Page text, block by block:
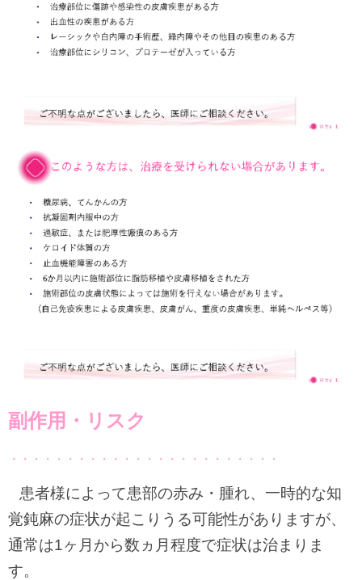
副作用・リスク
・・・・・・・・・・・・・・・・・・・・・・・・
患者様によって患部の赤み・腫れ、一時的な知
覚鈍麻の症状が起こりうる可能性がありますが、
通常は1ヶ月から数ヵ月程度で症状は治まりま
す。